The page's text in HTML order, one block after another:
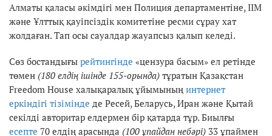
Алматы қаласы әкімдігі мен Полиция департаментіне, ІІМ
және Ұлттық қауіпсіздік комитетіне ресми сұрау хат
жолдаған. Тап осы сауалдар жауапсыз қалып келеді.
Сөз бостандығы рейтингінде «цензура басым» ел ретінде
төмен (180 елдің ішінде 155-орында) тұратын Қазақстан
Freedom House халықаралық ұйымының интернет
еркіндігі тізімінде де Ресей, Беларусь, Иран және Қытай
секілді авторитар елдермен бір қатарда тұр. Биылғы
есепте 70 елдің арасында (100 ұпайдан небәрі) 33 ұпаймен